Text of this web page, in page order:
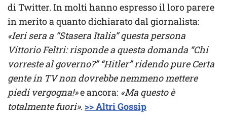
di Twitter. In molti hanno espresso il loro parere
in merito a quanto dichiarato dal giornalista:
«Ieri sera a “Stasera Italia” questa persona
Vittorio Feltri: risponde a questa domanda “Chi
vorreste al governo?” “Hitler” ridendo pure Certa
gente in TV non dovrebbe nemmeno mettere
piedi vergogna!»e ancora: «Ma questo è
totalmente fuori». >> Altri Gossip